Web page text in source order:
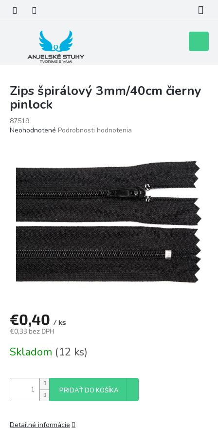
obsah
košík
Zips špirálový 3mm/40cm čierny
pinlock
87519
Priemerné
0,0
hviezdičiek.
Neohodnotené Podrobnosti hodnotenia
€0,40 / ks
€0,33 bez DPH
cena:
Skladom (12 ks)
PRIDAŤ DO KOŠÍKA
Detailné informácie